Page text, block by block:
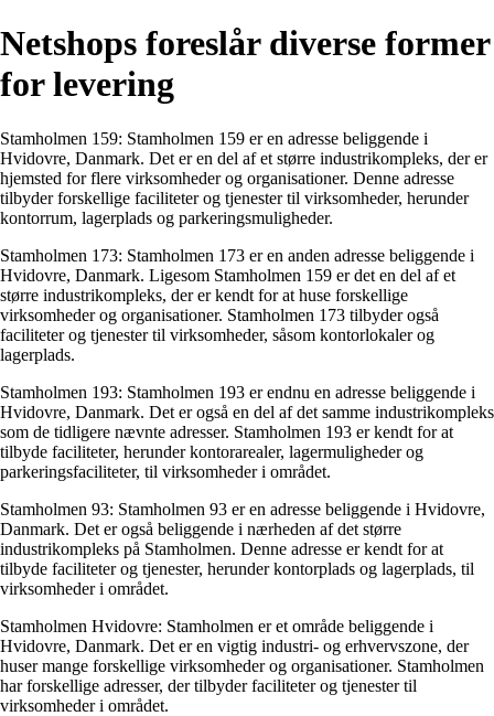
Netshops foreslår diverse former
for levering
Stamholmen 159: Stamholmen 159 er en adresse beliggende i
Hvidovre, Danmark. Det er en del af et større industrikompleks, der er
hjemsted for flere virksomheder og organisationer. Denne adresse
tilbyder forskellige faciliteter og tjenester til virksomheder, herunder
kontorrum, lagerplads og parkeringsmuligheder.
Stamholmen 173: Stamholmen 173 er en anden adresse beliggende i
Hvidovre, Danmark. Ligesom Stamholmen 159 er det en del af et
større industrikompleks, der er kendt for at huse forskellige
virksomheder og organisationer. Stamholmen 173 tilbyder også
faciliteter og tjenester til virksomheder, såsom kontorlokaler og
lagerplads.
Stamholmen 193: Stamholmen 193 er endnu en adresse beliggende i
Hvidovre, Danmark. Det er også en del af det samme industrikompleks
som de tidligere nævnte adresser. Stamholmen 193 er kendt for at
tilbyde faciliteter, herunder kontorarealer, lagermuligheder og
parkeringsfaciliteter, til virksomheder i området.
Stamholmen 93: Stamholmen 93 er en adresse beliggende i Hvidovre,
Danmark. Det er også beliggende i nærheden af det større
industrikompleks på Stamholmen. Denne adresse er kendt for at
tilbyde faciliteter og tjenester, herunder kontorplads og lagerplads, til
virksomheder i området.
Stamholmen Hvidovre: Stamholmen er et område beliggende i
Hvidovre, Danmark. Det er en vigtig industri- og erhvervszone, der
huser mange forskellige virksomheder og organisationer. Stamholmen
har forskellige adresser, der tilbyder faciliteter og tjenester til
virksomheder i området.